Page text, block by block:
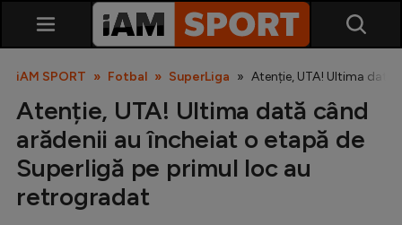
iAM SPORT Fotbal SuperLiga Atenție, UTA! Ultima
Atenție, UTA! Ultima dată când
arădenii au încheiat o etapă de
Superligă pe primul loc au
retrogradat